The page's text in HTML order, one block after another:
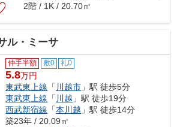
2階 / 1K / 20.70㎡
ル・ミーサ
仲手半額 敷0 礼0
5.8万円
東武東上線 「 川越市 」駅 徒歩5分
東武東上線 「 川越 」駅 徒歩19分
西武新宿線 「本川越 」駅 徒歩14分
築23年 / 20.09㎡